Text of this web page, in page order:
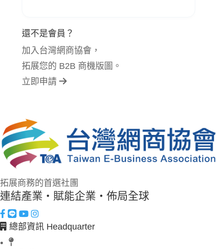
還不是會員？
加入台灣網商協會，
拓展您的 B2B 商機版圖。
立即申請
拓展商務的首選社團
連結產業・賦能企業・佈局全球
總部資訊 Headquarter